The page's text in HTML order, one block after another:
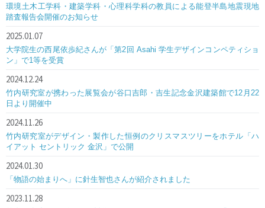
環境土木工学科・建築学科・心理科学科の教員による能登半島地震現地
踏査報告会開催のお知らせ
2025.01.07
大学院生の西尾依歩紀さんが「第2回 Asahi 学生デザインコンペティショ
ン」で1等を受賞
2024.12.24
竹内研究室が携わった展覧会が谷口吉郎・吉生記念金沢建築館で12月22
日より開催中
2024.11.26
竹内研究室がデザイン・製作した恒例のクリスマスツリーをホテル「ハ
イアット セントリック 金沢」で公開
2024.01.30
「物語の始まりへ」に針生智也さんが紹介されました
2023.11.28